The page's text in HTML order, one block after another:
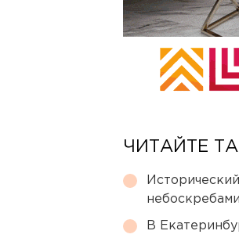
ЧИТАЙТЕ
В